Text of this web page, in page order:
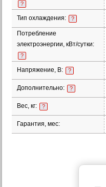
?
Тип охлаждения: ?
Потребление
электроэнергии, кВт/сутки:
?
Напряжение, В: ?
Дополнительно: ?
Вес, кг: ?
Гарантия, мес: